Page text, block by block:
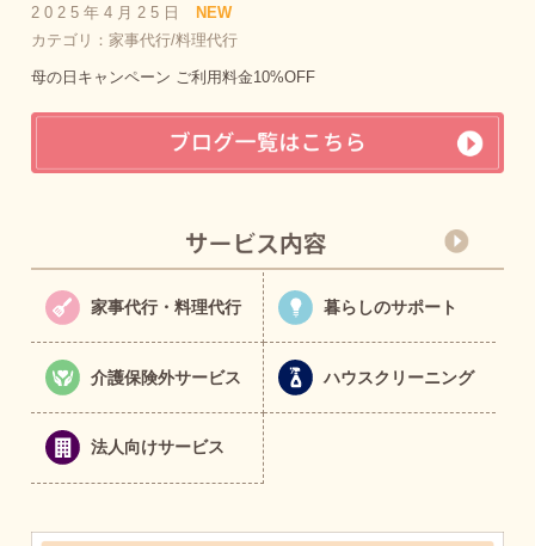
2025年4月25日
NEW
カテゴリ：家事代行/料理代行
母の日キャンペーン ご利用料金10%OFF
家事代行・料理代行 暮らしのサポート
介護保険外サービス ハウスクリーニング
法人向けサービス